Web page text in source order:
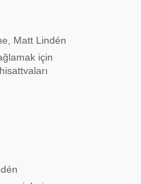
Matt Lindén
için